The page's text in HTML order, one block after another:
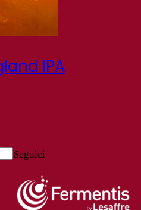
IPA
Seguici